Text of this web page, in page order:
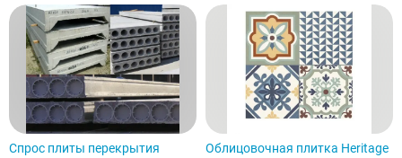
Спрос плиты перекрытия
Облицовочная плитка Heritage